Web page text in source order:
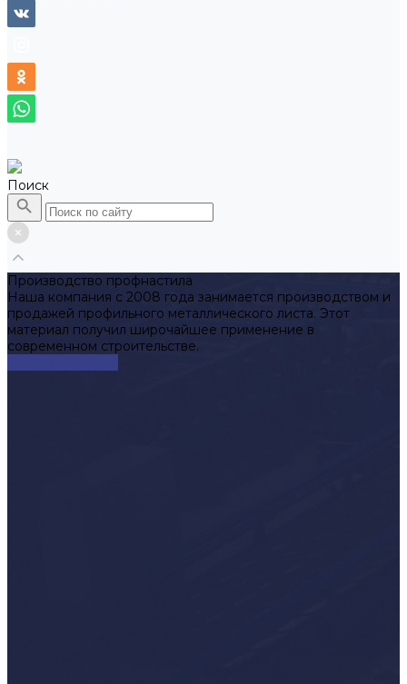
Поиск
Производство профнастила
Наша компания с 2008 года занимается производством и
продажей профильного металлического листа. Этот
материал получил широчайшее применение в
современном строительстве.